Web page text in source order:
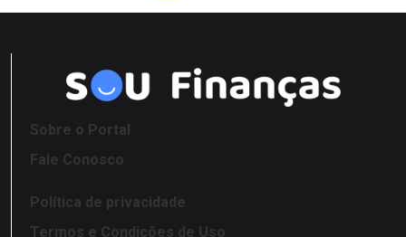
Sobre o Portal
Fale Conosco
Política de privacidade
Termos e Condições de Uso